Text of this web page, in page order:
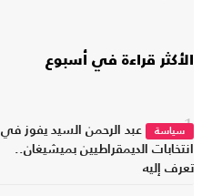
الأكثر قراءة في أسبوع
1سياسة
عبد الرحمن السيد يفوز في
انتخابات الديمقراطيين بميشيغان..
تعرف إليه